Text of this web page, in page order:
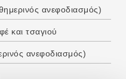
ανεφοδιασμός)
και τσαγιού
ανεφοδιασμός)